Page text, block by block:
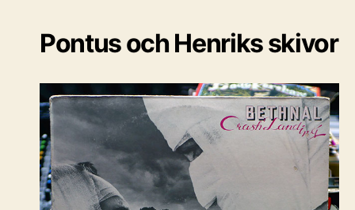
Pontus och Henriks skivor